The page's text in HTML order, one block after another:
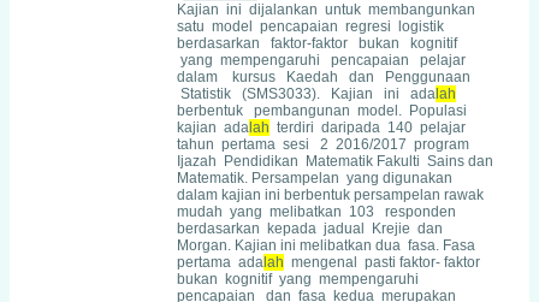
Kajian ini dijalankan untuk membangunkan
satu model pencapaian regresi logistik
berdasarkan faktor-faktor bukan kognitif
yang mempengaruhi pencapaian pelajar
dalam kursus Kaedah dan Penggunaan
Statistik (SMS3033). Kajian ini ada lah
berbentuk pembangunan model. Populasi
kajian ada lah terdiri daripada 140 pelajar
tahun pertama sesi 2 2016/2017 program
Ijazah Pendidikan Matematik Fakulti Sains dan
Matematik. Persampelan yang digunakan
dalam kajian ini berbentuk persampelan rawak
mudah yang melibatkan 103 responden
berdasarkan kepada jadual Krejie dan
Morgan. Kajian ini melibatkan dua fasa. Fasa
pertama ada lah mengenal pasti faktor- faktor
bukan kognitif yang mempengaruhi
pencapaian dan fasa kedua merupakan